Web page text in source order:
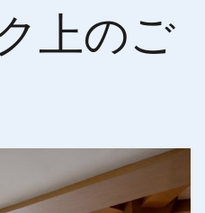
上のご